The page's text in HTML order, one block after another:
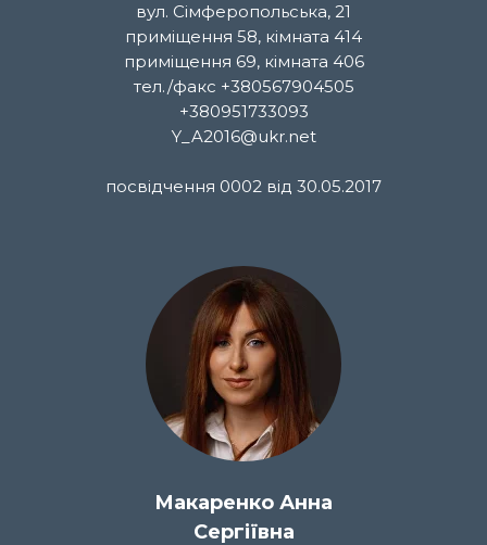
вул. Сімферопольська, 21
приміщення 58, кімната 414
приміщення 69, кімната 406
тел./факс +380567904505
+380951733093
Y_A2016@ukr.net
посвідчення 0002 від 30.05.2017
Макаренко Анна
Сергіївна